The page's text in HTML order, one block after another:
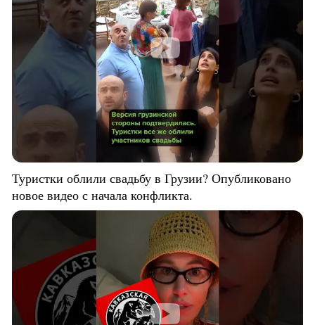
Туристки облили свадьбу в Грузии? Опубликовано
новое видео с начала конфликта.